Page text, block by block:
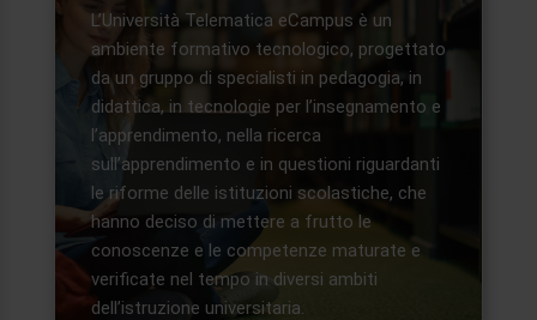
L’Università Telematica eCampus è un
ambiente formativo tecnologico, progettato
da un gruppo di specialisti in pedagogia, in
didattica, in tecnologie per l’insegnamento e
l’apprendimento, nella ricerca
sull’apprendimento e in questioni riguardanti
le riforme delle istituzioni scolastiche, che
hanno deciso di mettere a frutto le
conoscenze e le competenze maturate e
verificate nel tempo in diversi ambiti
dell’istruzione universitaria.